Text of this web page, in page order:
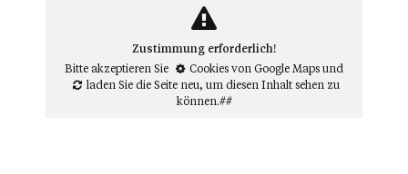
Zustimmung erforderlich!
Bitte akzeptieren Sie
Cookies von Google Mapsund
laden Sie die Seite neu, um diesen Inhalt sehen zu
können.##